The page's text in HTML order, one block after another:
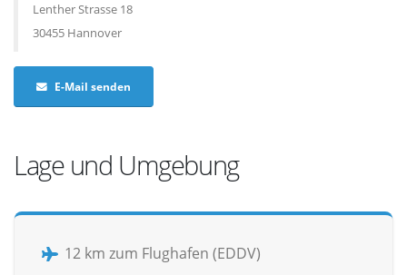
Lenther Strasse 18
30455 Hannover
E-Mail senden
Lage und Umgebung
12 km zum Flughafen (EDDV)